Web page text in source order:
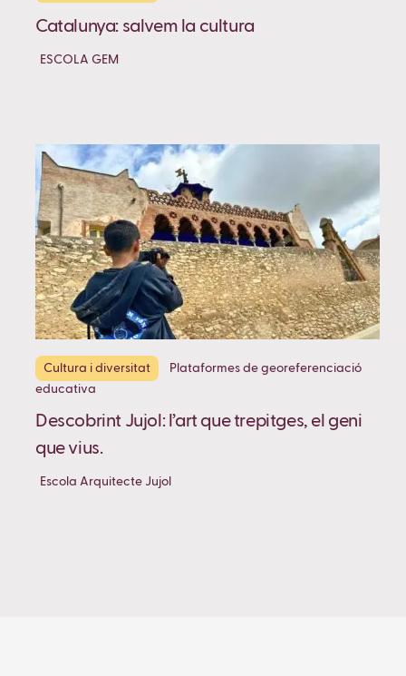
Catalunya: salvem la cultura
ESCOLA GEM
Cultura i diversitat
Plataformes de georeferenciació
educativa
Descobrint Jujol: l’art que trepitges, el geni
que vius.
Escola Arquitecte Jujol